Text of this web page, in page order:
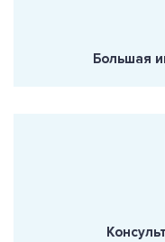
Большая